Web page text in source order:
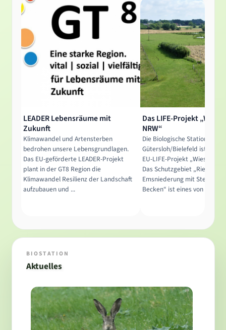
LEADER Lebensräume mit
Zukunft
Klimawandel und Artensterben
bedrohen unsere Lebensgrundlagen.
Das EU-geförderte LEADER-Projekt
plant in der GT8 Region die
Klimawandel Resilienz der Landschaft
aufzubauen und ...
Das LIFE-Projekt
NRW“
Die Biologische Station
Gütersloh/Bielefeld ist ein
EU-LIFE-Projekt
Das Schutzgebiet
Emsniederung mit
Becken“ ist eines von ...
BIOSTATION
Aktuelles